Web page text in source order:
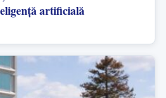
artificială